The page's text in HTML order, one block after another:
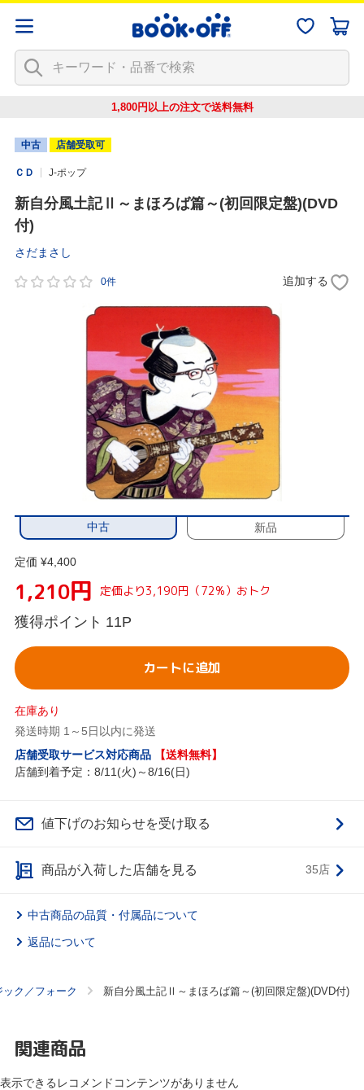
1,800円以上の注文で送料無料
中古 店舗受取可
ＣＤ J-ポップ
新自分風土記Ⅱ～まほろば篇～(初回限定盤)(DVD
付)
さだまさし
0件 追加する
中古 新品
定価 ¥4,400
1,210円 定価より3,190円（72%）おトク
獲得ポイント 11P
カートに追加
在庫あり
発送時期 1～5日以内に発送
店舗受取サービス対応商品
【送料無料】
店舗到着予定：8/11(火)～8/16(日)
値下げのお知らせを受け取る
商品が入荷した店舗を見る 35店
中古商品の品質・付属品について
返品について
ク／フォーク 新自分風土記Ⅱ～まほろば篇～(初回限定盤)(DVD付)
関連商品
表示できるレコメンドコンテンツがありません